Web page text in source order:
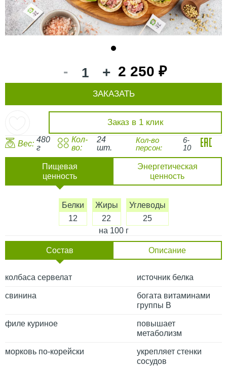
- + 2 250 ₽
Заказ в 1 клик
ЗАКАЗАТЬ
Вес: 480
г
Кол-
во:
24
шт.
Кол-во
персон:
6-
10
Пищевая
ценность
Энергетическая
ценность
Белки
12
Жиры
22
Углеводы
25
на 100 г
Состав Описание
колбаса сервелат источник белка
свинина
богата витаминами
группы B
филе куриное
повышает
метаболизм
морковь по-корейски
укрепляет стенки
сосудов